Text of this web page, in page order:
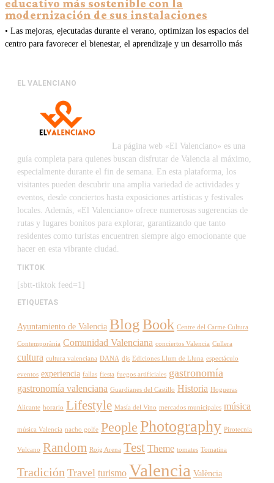
educativo más sostenible con la
modernización de sus instalaciones
• Las mejoras, ejecutadas durante el verano, optimizan los espacios del
centro para favorecer el bienestar, el aprendizaje y un desarrollo más
EL VALENCIANO
La página web «El Valenciano» es una
guía completa para quienes buscan disfrutar de Valencia al máximo,
especialmente durante el fin de semana. En esta plataforma, los
visitantes pueden descubrir una amplia variedad de actividades y
eventos, desde conciertos hasta exposiciones artísticas y festivales
locales. Además, «El Valenciano» ofrece numerosas sugerencias de
rutas y lugares bonitos para explorar, garantizando que tanto
residentes como turistas encuentren siempre algo emocionante que
hacer en esta vibrante ciudad.
TIKTOK
[sbtt-tiktok feed=1]
ETIQUETAS
Ayuntamiento de Valencia BlogBook Centre del Carme Cultura
Contemporània Comunidad Valenciana conciertos Valencia Cullera
cultura cultura valenciana DANA djs Ediciones Llum de Lluna espectáculo
eventos experiencia fallas fiesta fuegos artificiales gastronomía
gastronomía valenciana Guardianes del Castillo Historia Hogueras
Alicante horario Lifestyle Masía del Vino mercados municipales música
música Valencia nacho golfe People Photography Pirotecnia
Vulcano Random Roig Arena Test Theme tomates Tomatina
Tradición Travel turismo Valencia València